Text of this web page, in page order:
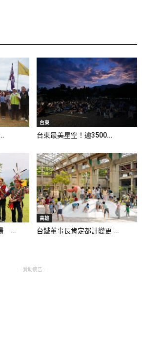
台東
台東最美星空！逾3500...
...
高雄
台鐵董事長肯定都計變更 ...
- 贊助廣告 -